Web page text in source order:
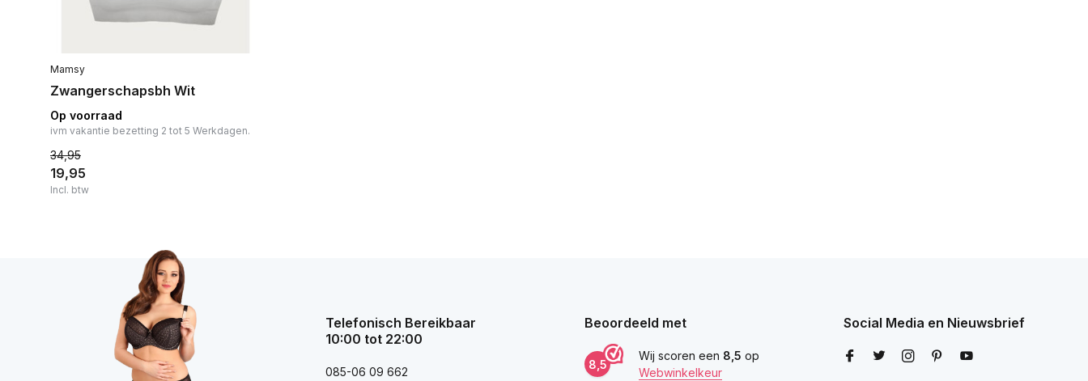
Mamsy
Zwangerschapsbh Wit
Op voorraad
ivm vakantie bezetting 2 tot 5 Werkdagen.
34,95
19,95
Incl. btw
Telefonisch Bereikbaar
10:00 tot 22:00
085-06 09 662
Beoordeeld met
8,5
Wij scoren een 8,5 op
Webwinkelkeur
Social Media en Nieuwsbrief